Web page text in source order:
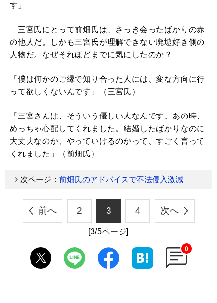
す」
三宮氏にとって前畑氏は、さっき会ったばかりの赤
の他人だ。しかも三宮氏が理解できない廃墟好き側の
人物だ。なぜそれほどまでに気にしたのか？
「僕は何かのご縁で知り合った人には、変な方向に行
って欲しくないんです」（三宮氏）
「三宮さんは、そういう優しい人なんです。あの時、
めっちゃ心配してくれました。結婚したばかりなのに
大丈夫なのか、やっていけるのかって、すごく言って
くれました」（前畑氏）
次ページ： 前畑氏のアドバイスで不法侵入激減
前へ 2 3 4 次へ
[3/5ページ]
0